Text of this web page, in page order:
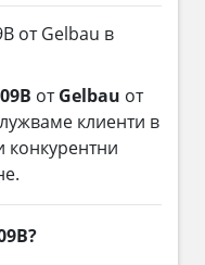
от Gelbau в
отGelbau от
клиенти в
конкурентни